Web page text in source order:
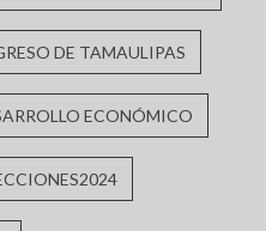
DE TAMAULIPAS
ECONÓMICO